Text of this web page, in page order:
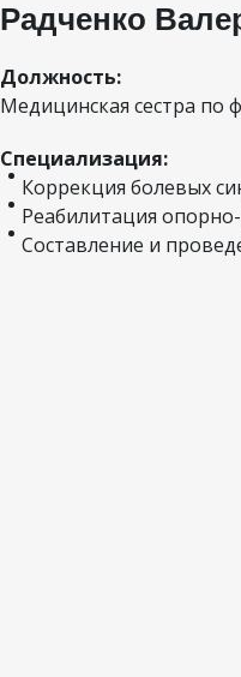
Радченко
Должность:
Медицинская сестра по
Специализация:
Коррекция болевых
Реабилитация
Составление и